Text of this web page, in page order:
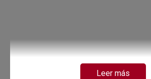
Leer más